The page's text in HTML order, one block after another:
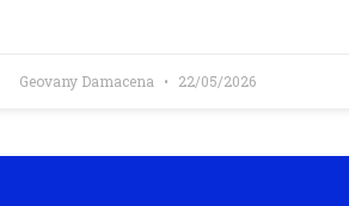
Geovany Damacena 22/05/2026